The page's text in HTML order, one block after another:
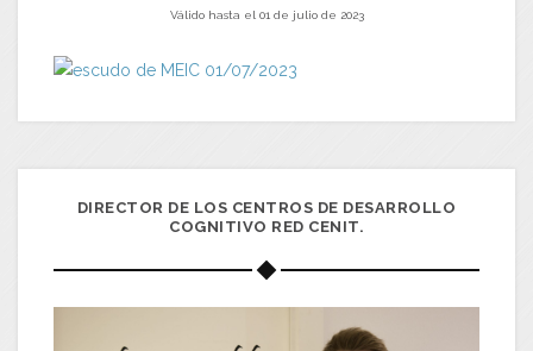
Válido hasta el 01 de julio de 2023
DIRECTOR DE LOS CENTROS DE DESARROLLO
COGNITIVO RED CENIT.